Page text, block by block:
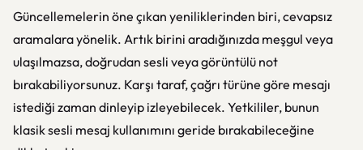
Güncellemelerin öne çıkan yeniliklerinden biri, cevapsız
aramalara yönelik. Artık birini aradığınızda meşgul veya
ulaşılmazsa, doğrudan sesli veya görüntülü not
bırakabiliyorsunuz. Karşı taraf, çağrı türüne göre mesajı
istediği zaman dinleyip izleyebilecek. Yetkililer, bunun
klasik sesli mesaj kullanımını geride bırakabileceğine